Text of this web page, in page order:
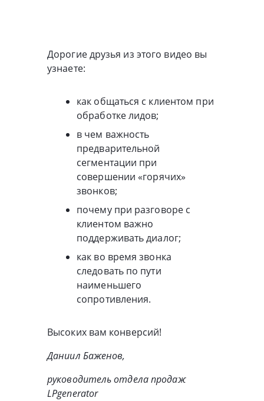
Дорогие друзья из этого видео вы
узнаете:
как общаться с клиентом при
обработке лидов;
в чем важность
предварительной
сегментации при
совершении «горячих»
звонков;
почему при разговоре с
клиентом важно
поддерживать диалог;
как во время звонка
следовать по пути
наименьшего
сопротивления.
Высоких вам конверсий!
Даниил Баженов,
руководитель отдела продаж
LPgenerator